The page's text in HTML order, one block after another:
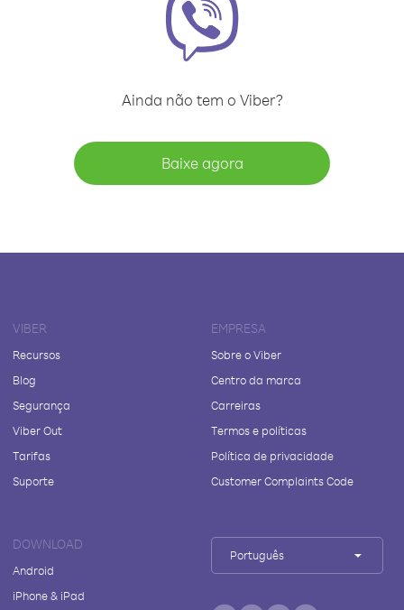
Ainda não tem o Viber?
Baixe agora
VIBER
Recursos
Blog
Segurança
Viber Out
Tarifas
Suporte
EMPRESA
Sobre o Viber
Centro da marca
Carreiras
Termos e políticas
Política de privacidade
Customer Complaints Code
DOWNLOAD
Android
iPhone & iPad
Português